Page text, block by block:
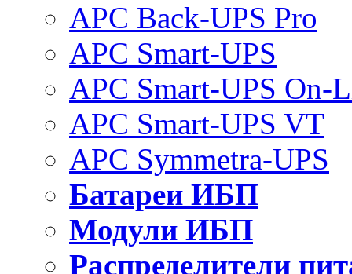
APC Back-UPS Pro
APC Smart-UPS
APC Smart-UPS On-
APC Smart-UPS VT
APC Symmetra-UPS
Батареи ИБП
Модули ИБП
Распределители